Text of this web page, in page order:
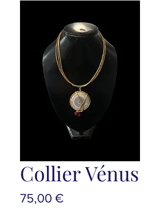
Collier Vénus
75,00 €Prix